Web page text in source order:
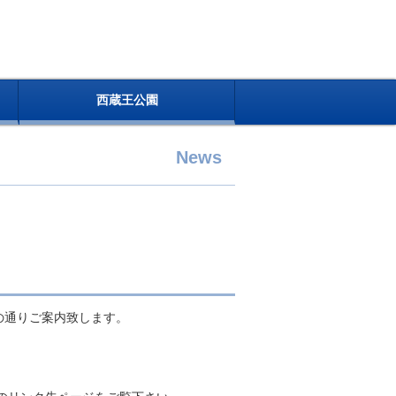
西蔵王公園
News
りご案内致します。